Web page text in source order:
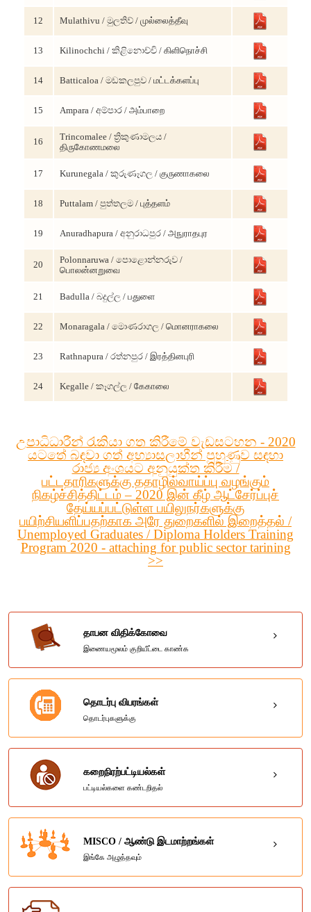
12 Mulathivu / මුලතිව් / முல்லைத்தீவு
13 Kilinochchi / කිළිනොච්චි / கிளிநொச்சி
14 Batticaloa / මඩකලපුව / மட்டக்களப்பு
15 Ampara / අම්පාර / அம்பாறை
16
Trincomalee / ත්‍රිකුණාමලය /
திருகோணமலை
17 Kurunegala / කුරුණෑගල / குருணாகலை
18 Puttalam / පුත්තලම / புத்தளம்
19 Anuradhapura / අනුරාධපුර / அநுராதபுர
20
Polonnaruwa / පොළොන්නරුව /
பொலன்னறுவை
21 Badulla / බදුල්ල / பதுளை
22 Monaragala / මොණරාගල / மொனராகலை
23 Rathnapura / රත්නපුර / இரத்தினபுரி
24 Kegalle / කෑගල්ල / கேகாலை
උපාධිධාරීන් රැකියා ගත කිරීමේ වැඩසටහන - 2020
යටතේ බඳවා ගත් අභ්‍යාසලාභීන් පුහුණුව සඳහා
රාජ්‍ය අංශයට අනුයුක්ත කිරීම /
பட்டதாரிகளுக்கு ததாழில்வாய்ப்பு வழங்கும்
நிகழ்ச்சித்திட்டம் – 2020 இன் கீழ் ஆட்சேர்ப்புச்
தேய்யப்பட்டுள்ள பயிலுநர்களுக்கு
பயிற்சியளிப்பதற்காக அரே துறைகளில் இறைத்தல் /
Unemployed Graduates / Diploma Holders Training
Program 2020 - attaching for public sector tarining
>>
தாபன விதிக்கோவை
இணையமூலம் குறியீட்டை காண்க
தொடர்பு விபரங்கள்
தொடர்புகளுக்கு
கறைநிரற்பட்டியல்கள்
பட்டியல்களை கண்டறிதல்
MISCO / ஆண்டு இடமாற்றங்கள்
இங்கே அழுத்தவும்